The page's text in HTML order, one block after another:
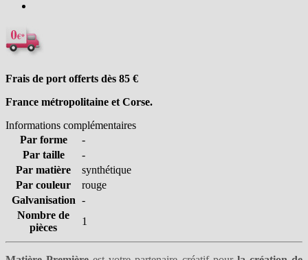
Frais de port offerts dès 85 €
France métropolitaine et Corse.
Informations complémentaires
Par forme
-
Par taille
-
Par matière
synthétique
Par couleur
rouge
Galvanisation -
Nombre de
pièces
1